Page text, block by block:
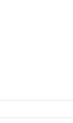
ション